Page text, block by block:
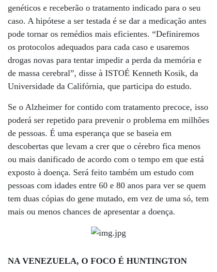
genéticos e receberão o tratamento indicado para o seu
caso. A hipótese a ser testada é se dar a medicação antes
pode tornar os remédios mais eficientes. “Definiremos
os protocolos adequados para cada caso e usaremos
drogas novas para tentar impedir a perda da memória e
de massa cerebral”, disse à ISTOÉ Kenneth Kosik, da
Universidade da Califórnia, que participa do estudo.
Se o Alzheimer for contido com tratamento precoce, isso
poderá ser repetido para prevenir o problema em milhões
de pessoas. É uma esperança que se baseia em
descobertas que levam a crer que o cérebro fica menos
ou mais danificado de acordo com o tempo em que está
exposto à doença. Será feito também um estudo com
pessoas com idades entre 60 e 80 anos para ver se quem
tem duas cópias do gene mutado, em vez de uma só, tem
mais ou menos chances de apresentar a doença.
NA VENEZUELA, O FOCO É HUNTINGTON